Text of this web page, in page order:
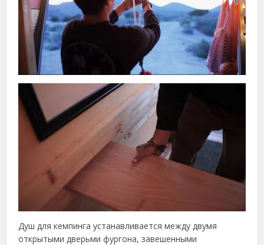
Душ для кемпинга устанавливается между двумя
открытыми дверьми фургона, завешенными